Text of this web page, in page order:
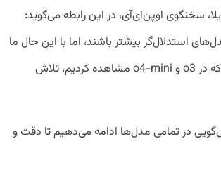
سخنگوی اوپن‌ای‌آی، در این رابطه می‌گوید:
استدلال‌گر بیشتر باشند، اما با این حال ما
همواره برای کاهش نرخ بالای هذیان‌گویی که در o3 و o4-mini مشاهده کردیم، تلاش
در تمامی مدل‌ها ادامه می‌دهیم تا دقت و